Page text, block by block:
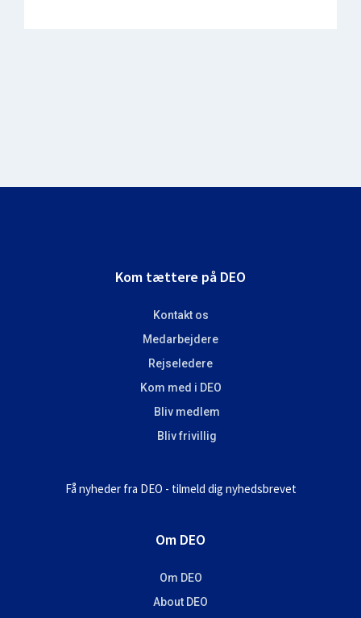
Kom tættere på DEO
Kontakt os
Medarbejdere
Rejseledere
Kom med i DEO
Bliv medlem
Bliv frivillig
Få nyheder fra DEO - tilmeld dig nyhedsbrevet
Om DEO
Om DEO
About DEO